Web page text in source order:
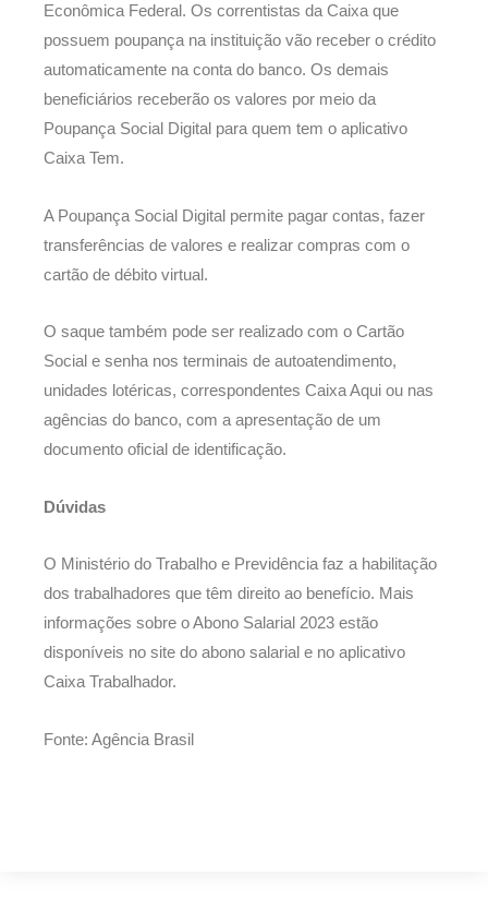
Econômica Federal. Os correntistas da Caixa que
possuem poupança na instituição vão receber o crédito
automaticamente na conta do banco. Os demais
beneficiários receberão os valores por meio da
Poupança Social Digital para quem tem o aplicativo
Caixa Tem.
A Poupança Social Digital permite pagar contas, fazer
transferências de valores e realizar compras com o
cartão de débito virtual.
O saque também pode ser realizado com o Cartão
Social e senha nos terminais de autoatendimento,
unidades lotéricas, correspondentes Caixa Aqui ou nas
agências do banco, com a apresentação de um
documento oficial de identificação.
Dúvidas
O Ministério do Trabalho e Previdência faz a habilitação
dos trabalhadores que têm direito ao benefício. Mais
informações sobre o Abono Salarial 2023 estão
disponíveis no site do abono salarial e no aplicativo
Caixa Trabalhador.
Fonte: Agência Brasil